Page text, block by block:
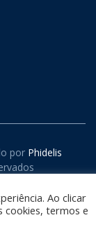
por Phidelis
Ao clicar
cookies, termos e